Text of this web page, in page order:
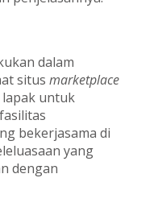
dalam
situs marketplace
untuk
bekerjasama di
yang
dengan